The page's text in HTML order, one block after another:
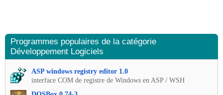
Programmes populaires de la catégorie
Développement Logiciels
ASP windows registry editor 1.0
interface COM de registre de Windows en ASP / WSH